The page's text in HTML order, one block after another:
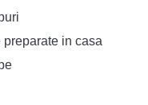
in casa